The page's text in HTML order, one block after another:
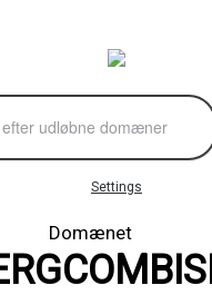
Settings
Domænet